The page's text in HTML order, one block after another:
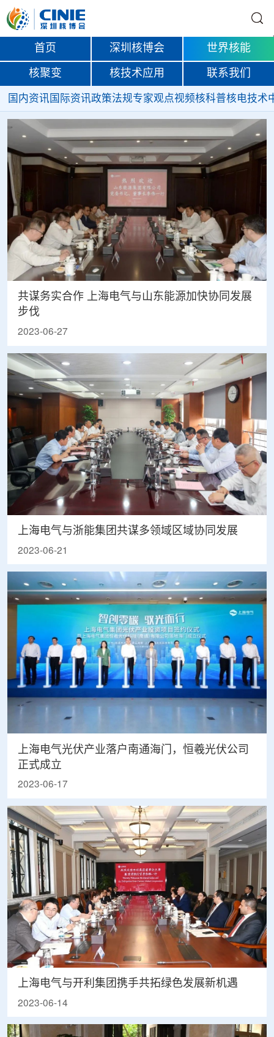
首页 深圳核博会 世界核能
核聚变 核技术应用 联系我们
国内资讯 国际资讯政策法规专家观点视频核科普核电技术
共谋务实合作 上海电气与山东能源加快协同发展
步伐
2023-06-27
上海电气与浙能集团共谋多领域区域协同发展
2023-06-21
上海电气光伏产业落户南通海门，恒羲光伏公司
正式成立
2023-06-17
上海电气与开利集团携手共拓绿色发展新机遇
2023-06-14